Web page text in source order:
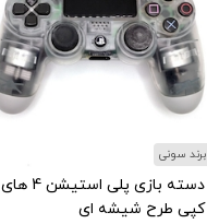
برند سونی
دسته بازی پلی استیشن 4 های
کپی طرح شیشه ای